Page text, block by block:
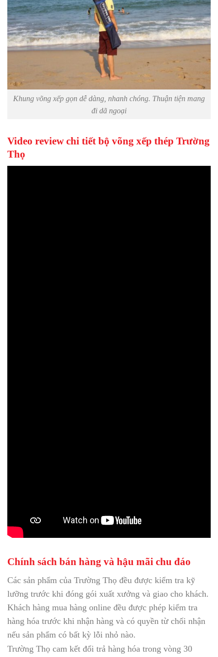
Khung võng xếp gọn dễ dàng, nhanh chóng. Thuận tiện mang
đi dã ngoại
Video review chi tiết bộ võng xếp thép Trường
Thọ
Chính sách bán hàng và hậu mãi chu đáo
Các sản phẩm của Trường Thọ đều được kiểm tra kỹ
lưỡng trước khi đóng gói xuất xưởng và giao cho khách.
Khách hàng mua hàng online đều được phép kiểm tra
hàng hóa trước khi nhận hàng và có quyền từ chối nhận
nếu sản phẩm có bất kỳ lỗi nhỏ nào.
Trường Thọ cam kết đổi trả hàng hóa trong vòng 30